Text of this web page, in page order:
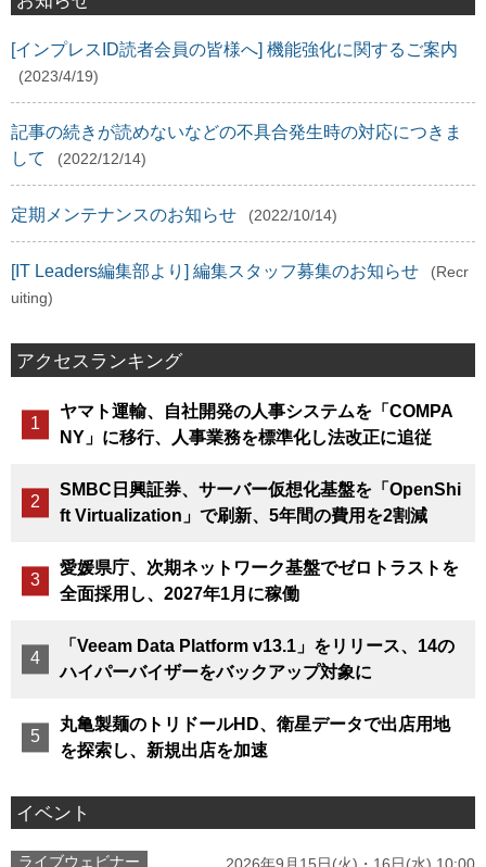
[インプレスID読者会員の皆様へ] 機能強化に関するご案内
(2023/4/19)
記事の続きが読めないなどの不具合発生時の対応につきま
して
(2022/12/14)
定期メンテナンスのお知らせ (2022/10/14)
[IT Leaders編集部より] 編集スタッフ募集のお知らせ
(Recr
uiting)
アクセスランキング
ヤマト運輸、自社開発の人事システムを「COMPA
NY」に移行、人事業務を標準化し法改正に追従
SMBC日興証券、サーバー仮想化基盤を「OpenShi
ft Virtualization」で刷新、5年間の費用を2割減
愛媛県庁、次期ネットワーク基盤でゼロトラストを
全面採用し、2027年1月に稼働
「Veeam Data Platform v13.1」をリリース、14の
ハイパーバイザーをバックアップ対象に
丸亀製麺のトリドールHD、衛星データで出店用地
を探索し、新規出店を加速
イベント
ライブウェビナー